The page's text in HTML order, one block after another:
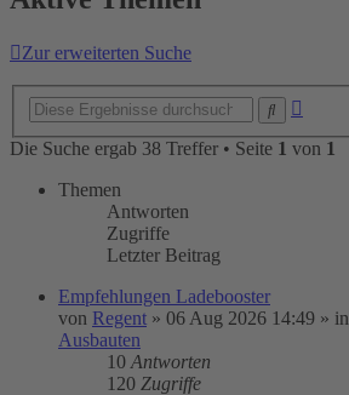
Zur erweiterten Suche
Die Suche ergab 38 Treffer • Seite 1 von 1
Themen
Antworten
Zugriffe
Letzter Beitrag
Empfehlungen Ladebooster
von Regent » 06 Aug 2026 14:49 » in
Ausbauten
10 Antworten
120 Zugriffe